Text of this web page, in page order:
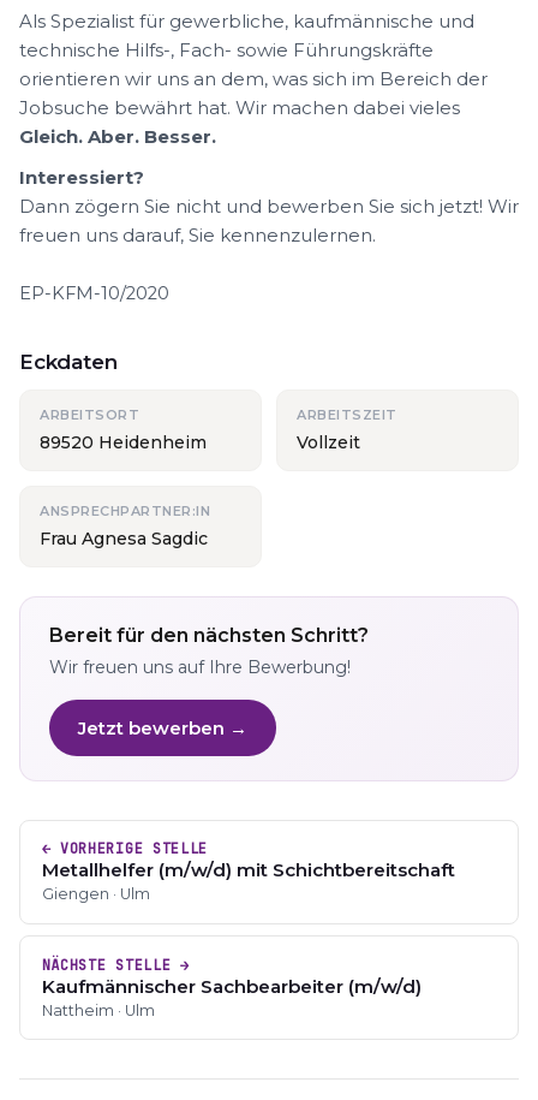
Als Spezialist für gewerbliche, kaufmännische und
technische Hilfs-, Fach- sowie Führungskräfte
orientieren wir uns an dem, was sich im Bereich der
Jobsuche bewährt hat. Wir machen dabei vieles
Gleich. Aber. Besser.
Interessiert?
Dann zögern Sie nicht und bewerben Sie sich jetzt! Wir
freuen uns darauf, Sie kennenzulernen.
EP-KFM-10/2020
Eckdaten
ARBEITSORT
89520 Heidenheim
ARBEITSZEIT
Vollzeit
ANSPRECHPARTNER:IN
Frau Agnesa Sagdic
Bereit für den nächsten Schritt?
Wir freuen uns auf Ihre Bewerbung!
Jetzt bewerben →
← VORHERIGE STELLE
Metallhelfer (m/w/d) mit Schichtbereitschaft
Giengen · Ulm
NÄCHSTE STELLE →
Kaufmännischer Sachbearbeiter (m/w/d)
Nattheim · Ulm